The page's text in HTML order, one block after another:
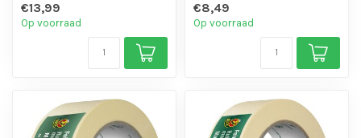
buite...
€13,99
Op voorraad
€8,49
Op voorraad